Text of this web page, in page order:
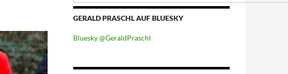
GERALD PRASCHL AUF BLUESKY
Bluesky @GeraldPraschl